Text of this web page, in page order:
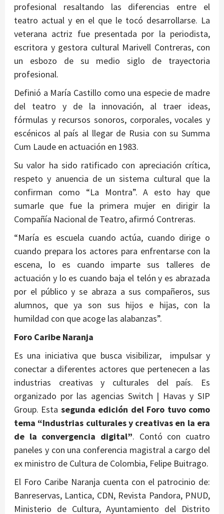
profesional resaltando las diferencias entre el
teatro actual y en el que le tocó desarrollarse. La
veterana actriz fue presentada por la periodista,
escritora y gestora cultural Marivell Contreras, con
un esbozo de su medio siglo de trayectoria
profesional.
Definió a María Castillo como una especie de madre
del teatro y de la innovación, al traer ideas,
fórmulas y recursos sonoros, corporales, vocales y
escénicos al país al llegar de Rusia con su Summa
Cum Laude en actuación en 1983.
Su valor ha sido ratificado con apreciación crítica,
respeto y anuencia de un sistema cultural que la
confirman como “La Montra”. A esto hay que
sumarle que fue la primera mujer en dirigir la
Compañía Nacional de Teatro, afirmó Contreras.
“María es escuela cuando actúa, cuando dirige o
cuando prepara los actores para enfrentarse con la
escena, lo es cuando imparte sus talleres de
actuación y lo es cuando baja el telón y es abrazada
por el público y se abraza a sus compañeros, sus
alumnos, que ya son sus hijos e hijas, con la
humildad con que acoge las alabanzas”.
Foro Caribe Naranja
Es una iniciativa que busca visibilizar, impulsar y
conectar a diferentes actores que pertenecen a las
industrias creativas y culturales del país. Es
organizado por las agencias Switch | Havas y SIP
Group. Esta segunda edición del Foro tuvo como
tema “Industrias culturales y creativas en la era
de la convergencia digital”. Contó con cuatro
paneles y con una conferencia magistral a cargo del
ex ministro de Cultura de Colombia, Felipe Buitrago.
El Foro Caribe Naranja cuenta con el patrocinio de:
Banreservas, Lantica, CDN, Revista Pandora, PNUD,
Ministerio de Cultura, Ayuntamiento del Distrito